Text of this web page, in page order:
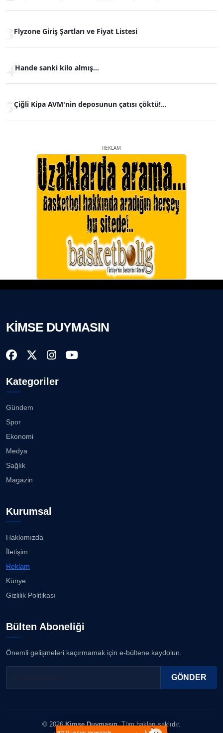
Flyzone Giriş Şartları ve Fiyat Listesi
Hande sanki kilo almış...
Çiğli Kipa AVM'nin deposunun çatısı çöktü!...
REKLAM
KİMSE DUYMASIN
Kategoriler
Gündem
Spor
Ekonomi
Medya
Sağlık
Magazin
Kurumsal
Hakkımızda
İletişim
Reklam
Künye
Gizlilik Politikası
Bülten Aboneliği
Önemli gelişmeleri kaçırmamak için e-bültene kaydolun.
GÖNDER
© 2026Kimse Duymasın. Tüm hakları saklıdır.